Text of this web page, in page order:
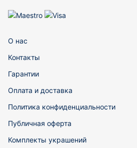
О нас
Контакты
Гарантии
Оплата и доставка
Политика конфиденциальности
Публичная оферта
Комплекты украшений